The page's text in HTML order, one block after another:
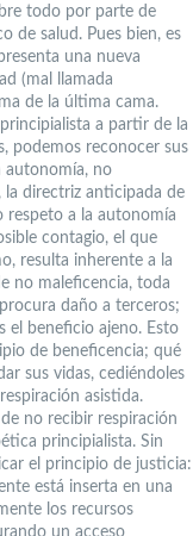
todo por parte de
de salud. Pues bien, es
una nueva
(mal llamada
de la última cama.
a partir de la
podemos reconocer sus
autonomía, no
la directriz anticipada de
respeto a la autonomía
contagio, el que
resulta inherente a la
no maleficencia, toda
daño a terceros;
el beneficio ajeno. Esto
de beneficencia; qué
sus vidas, cediéndoles
asistida.
no recibir respiración
principialista. Sin
el principio de justicia:
está inserta en una
los recursos